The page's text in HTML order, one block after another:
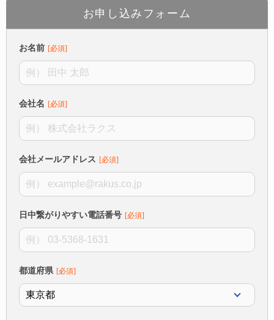
お申し込みフォーム
お名前
会社名
会社メールアドレス
日中繋がりやすい電話番号
都道府県